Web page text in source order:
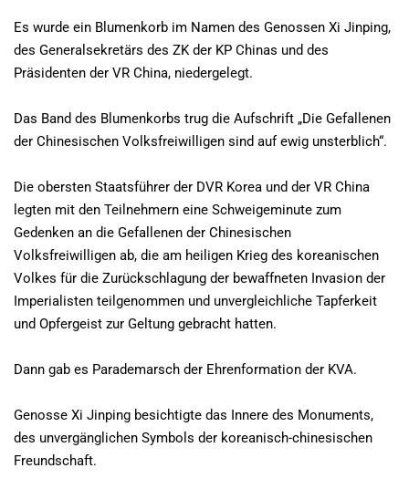
Es wurde ein Blumenkorb im Namen des Genossen Xi Jinping,
des Generalsekretärs des ZK der KP Chinas und des
Präsidenten der VR China, niedergelegt.
Das Band des Blumenkorbs trug die Aufschrift „Die Gefallenen
der Chinesischen Volksfreiwilligen sind auf ewig unsterblich“.
Die obersten Staatsführer der DVR Korea und der VR China
legten mit den Teilnehmern eine Schweigeminute zum
Gedenken an die Gefallenen der Chinesischen
Volksfreiwilligen ab, die am heiligen Krieg des koreanischen
Volkes für die Zurückschlagung der bewaffneten Invasion der
Imperialisten teilgenommen und unvergleichliche Tapferkeit
und Opfergeist zur Geltung gebracht hatten.
Dann gab es Parademarsch der Ehrenformation der KVA.
Genosse Xi Jinping besichtigte das Innere des Monuments,
des unvergänglichen Symbols der koreanisch-chinesischen
Freundschaft.